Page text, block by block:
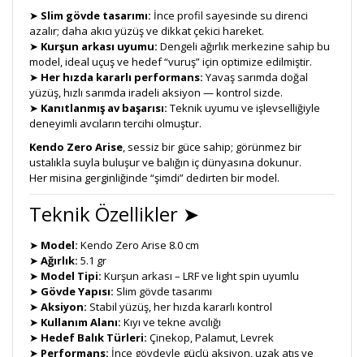
➤ Slim gövde tasarımı: İnce profil sayesinde su direnci
azalır; daha akıcı yüzüş ve dikkat çekici hareket.
➤ Kurşun arkası uyumu: Dengeli ağırlık merkezine sahip bu
model, ideal uçuş ve hedef “vuruş” için optimize edilmiştir.
➤ Her hızda kararlı performans: Yavaş sarımda doğal
yüzüş, hızlı sarımda iradeli aksiyon — kontrol sizde.
➤ Kanıtlanmış av başarısı: Teknik uyumu ve işlevselliğiyle
deneyimli avcıların tercihi olmuştur.
Kendo Zero Arise, sessiz bir güce sahip; görünmez bir
ustalıkla suyla buluşur ve balığın iç dünyasına dokunur.
Her misina gerginliğinde “şimdi” dedirten bir model.
Teknik Özellikler ➤
➤ Model: Kendo Zero Arise 8.0 cm
➤ Ağırlık: 5.1 gr
➤ Model Tipi: Kurşun arkası – LRF ve light spin uyumlu
➤ Gövde Yapısı: Slim gövde tasarımı
➤ Aksiyon: Stabil yüzüş, her hızda kararlı kontrol
➤ Kullanım Alanı: Kıyı ve tekne avcılığı
➤ Hedef Balık Türleri: Çinekop, Palamut, Levrek
➤ Performans: İnce gövdeyle güçlü aksiyon, uzak atış ve